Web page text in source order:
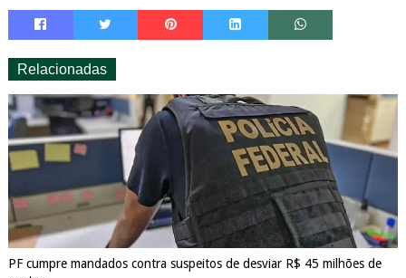
Relacionadas
PF cumpre mandados contra suspeitos de desviar R$ 45 milhões de